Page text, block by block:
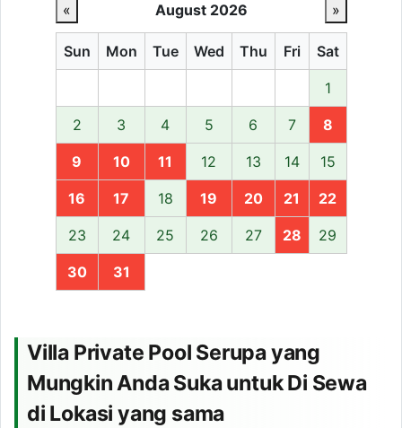
« August 2026 »
Sun Mon Tue Wed Thu Fri Sat
1
2 3 4 5 6 7 8
9 10 11 12 13 14 15
16 17 18 19 20 21 22
23 24 25 26 27 28 29
30 31
Villa Private Pool Serupa yang
Mungkin Anda Suka untuk Di Sewa
di Lokasi yang sama